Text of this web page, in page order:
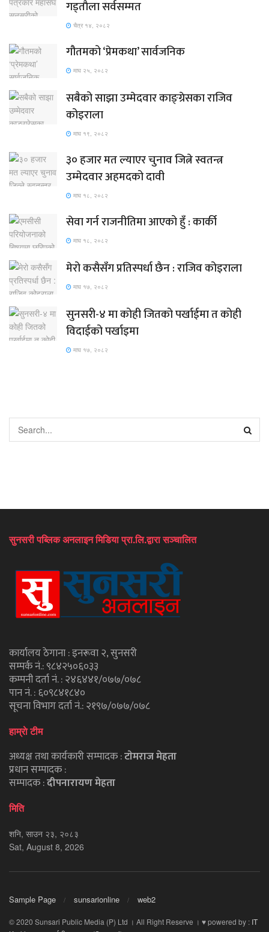
गड्ताैला सर्वसम्मत
चैत्र १४, २०८२
गौतमको ‘प्रेमकथा’ सार्वजनिक
माघ २५, २०८२
सबैको साझा उम्मेदवार काङ्ग्रेसका राजिव
कोइराला
माघ १९, २०८२
३० हजार मत ल्याएर चुनाव जित्ने स्वतन्त्र
उम्मेदवार अहमदको दावी
माघ १८, २०८२
सेवा गर्न राजनीतिमा आएको हुँ : कार्की
माघ १८, २०८२
मेरो कसैसँग प्रतिस्पर्धा छैन : राजिव कोइराला
माघ १७, २०८२
सुनसरी-४ मा कोही जितको पर्खाईमा त कोही
विदाईको पर्खाइमा
माघ १७, २०८२
सुनसरी पब्लिक अनलाइन मिडिया प्रा.लि.द्वारा सञ्चालित
कार्यालय ठेगाना : इनरूवा २, सुनसरी
सम्पर्क नं.: ९८४२५०६०३३
कम्पनी दर्ता नं. : २४६४४१/०७७/०७८
पान नं. : ६०९८४१८४०
सूचना विभाग दर्ता नं.: २१९७/०७७/०७८
हाम्राे टीम
अध्यक्ष तथा कार्यकारी सम्पादक :टाेमराज मेहता
प्रधान सम्पादक :
सम्पादक :दीपनारायण मेहता
मिति
शनि, साउन २३, २०८३
Sat, August 8, 2026
Sample Page sunsarionline web2
© 2020 Sunsari Public Media (P) Ltd । All Right Reserve । ♥ powered by : IT